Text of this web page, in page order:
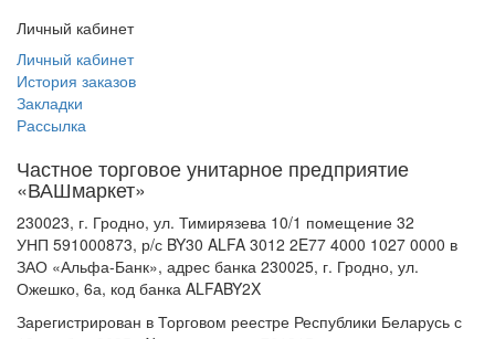
Личный кабинет
Личный кабинет
История заказов
Закладки
Рассылка
Частное торговое унитарное предприятие
«ВАШмаркет»
230023, г. Гродно, ул. Тимирязева 10/1 помещение 32
УНП 591000873, р/с BY30 ALFA 3012 2E77 4000 1027 0000 в
ЗАО «Альфа-Банк», адрес банка 230025, г. Гродно, ул.
Ожешко, 6а, код банка ALFABY2X
Зарегистрирован в Торговом реестре Республики Беларусь с